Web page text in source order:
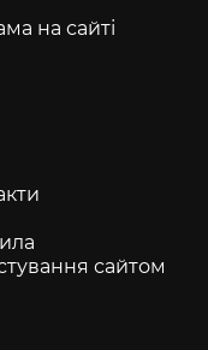
на сайті
сайтом